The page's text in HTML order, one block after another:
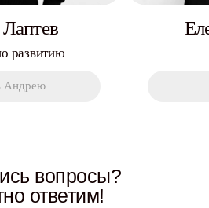
развитию
Андрею
вопросы?
ответим!